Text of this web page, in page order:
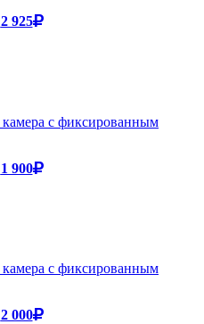
2 925
с фиксированным
1 900
с фиксированным
2 000